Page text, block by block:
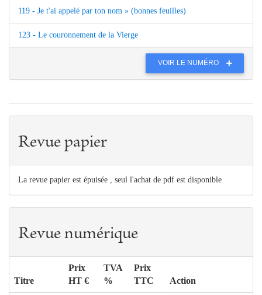
119 - Je t'ai appelé par ton nom » (bonnes feuilles)
123 - Le couronnement de la Vierge
VOIR LE NUMÉRO
Revue papier
La revue papier est épuisée , seul l'achat de pdf est disponible
Revue numérique
Titre
Prix
HT €
TVA
%
Prix
TTC
Action